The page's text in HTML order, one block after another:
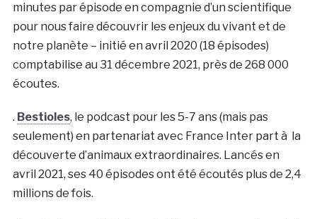
minutes par épisode en compagnie d’un scientifique
pour nous faire découvrir les enjeux du vivant et de
notre planète – initié en avril 2020 (18 épisodes)
comptabilise au 31 décembre 2021, près de 268 000
écoutes.
. Bestioles, le podcast pour les 5-7 ans (mais pas
seulement) en partenariat avec France Inter part à la
découverte d’animaux extraordinaires. Lancés en
avril 2021, ses 40 épisodes ont été écoutés plus de 2,4
millions de fois.